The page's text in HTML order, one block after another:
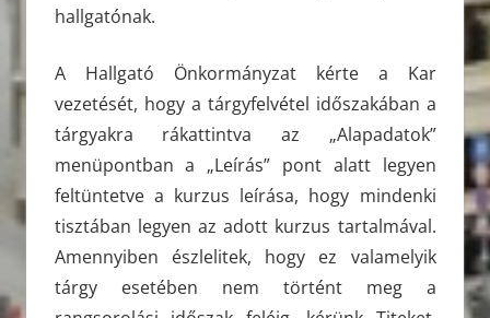
hallgatónak.
A Hallgató Önkormányzat kérte a Kar
vezetését, hogy a tárgyfelvétel időszakában a
tárgyakra rákattintva az „Alapadatok”
menüpontban a „Leírás” pont alatt legyen
feltüntetve a kurzus leírása, hogy mindenki
tisztában legyen az adott kurzus tartalmával.
Amennyiben észlelitek, hogy ez valamelyik
tárgy esetében nem történt meg a